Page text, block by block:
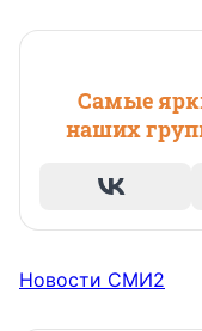
Самые
наших
Новости СМИ2